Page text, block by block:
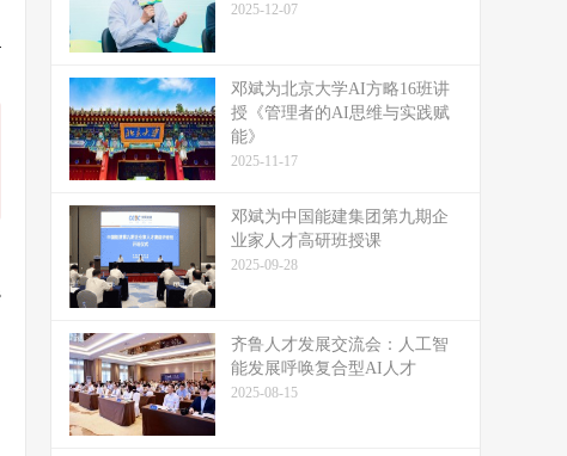
2025-12-07
邓斌为北京大学AI方略16班讲
授《管理者的AI思维与实践赋
能》
2025-11-17
邓斌为中国能建集团第九期企
业家人才高研班授课
2025-09-28
齐鲁人才发展交流会：人工智
能发展呼唤复合型AI人才
2025-08-15